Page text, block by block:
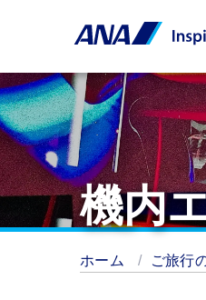
機内
ホーム ご旅行